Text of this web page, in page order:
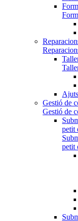
Gestió de
Gestió de
petit
petit